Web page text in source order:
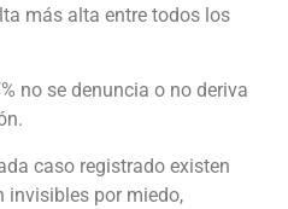
más alta entre todos los
no se denuncia o no deriva
caso registrado existen
invisibles por miedo,